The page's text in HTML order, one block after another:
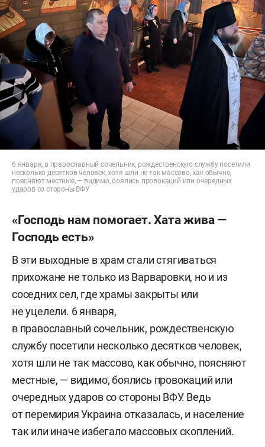
6 января, в православный сочельник, рождественскую службу посетили
несколько десятков человек, хотя шли не так массово, как обычно,
поясняют местные, — видимо, боялись провокаций или очередных
ударов со стороны ВФУ
«Господь нам помогает. Хата жива —
Господь есть»
В эти выходные в храм стали стягиваться
прихожане не только из Варваровки, но и из
соседних сел, где храмы закрыты или
не уцелели. 6 января,
в православный сочельник, рождественскую
службу посетили несколько десятков человек,
хотя шли не так массово, как обычно, поясняют
местные, — видимо, боялись провокаций или
очередных ударов со стороны ВФУ. Ведь
от перемирия Украина отказалась, и население
так или иначе избегало массовых скоплений.